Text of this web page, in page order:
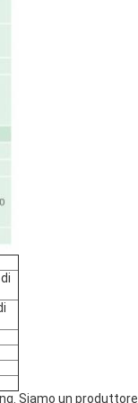
Siamo un produttore